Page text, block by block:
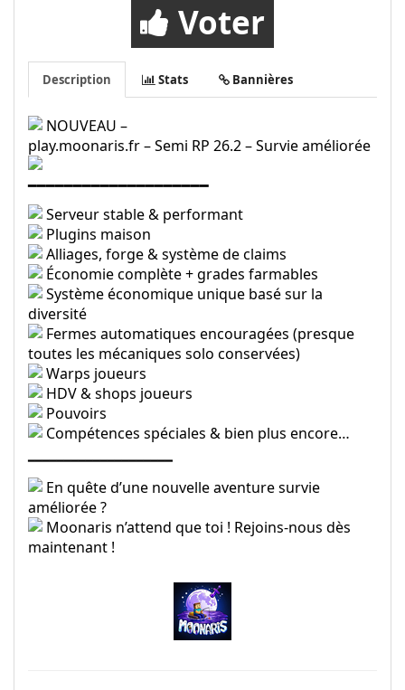
Voter
Description Stats Bannières
NOUVEAU –
play.moonaris.fr – Semi RP 26.2 – Survie améliorée
━━━━━━━━━━━━━━━━━━━━
Serveur stable & performant
Plugins maison
Alliages, forge & système de claims
Économie complète + grades farmables
Système économique unique basé sur la
diversité
Fermes automatiques encouragées (presque
toutes les mécaniques solo conservées)
Warps joueurs
HDV & shops joueurs
Pouvoirs
Compétences spéciales & bien plus encore…
━━━━━━━━━━━━━━━━━━━━
En quête d’une nouvelle aventure survie
améliorée ?
Moonaris n’attend que toi ! Rejoins-nous dès
maintenant !